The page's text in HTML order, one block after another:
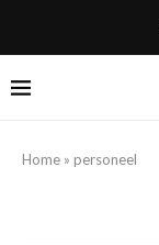
Home » personeel